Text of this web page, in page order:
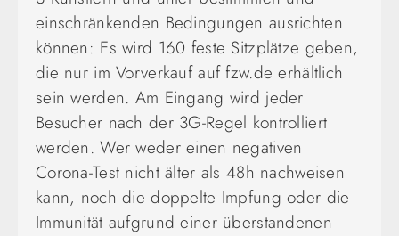
einschränkenden Bedingungen ausrichten
können: Es wird 160 feste Sitzplätze geben,
die nur im Vorverkauf auf fzw.de erhältlich
sein werden. Am Eingang wird jeder
Besucher nach der 3G-Regel kontrolliert
werden. Wer weder einen negativen
Corona-Test nicht älter als 48h nachweisen
kann, noch die doppelte Impfung oder die
Immunität aufgrund einer überstandenen